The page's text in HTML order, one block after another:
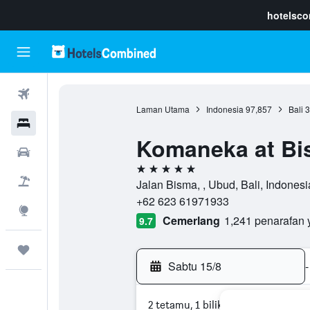
Laman Utama Indonesia 97,857 Bali
Komaneka at
5 bintang
Jalan Bisma, , Ubud, Bali,
+62 623 61971933
9.7 Cemerlang 1,241 penarafan
Sabtu 15/8 -
2 tetamu, 1 bilik